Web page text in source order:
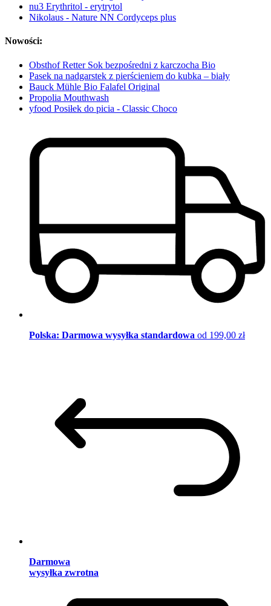
nu3 Erythritol - erytrytol
Nikolaus - Nature NN Cordyceps plus
Nowości:
Obsthof Retter Sok bezpośredni z karczocha Bio
Pasek na nadgarstek z pierścieniem do kubka – biały
Bauck Mühle Bio Falafel Original
Propolia Mouthwash
yfood Posiłek do picia - Classic Choco
Polska: Darmowa wysyłka standardowa od 199,00 zł
Darmowa
wysyłka zwrotna